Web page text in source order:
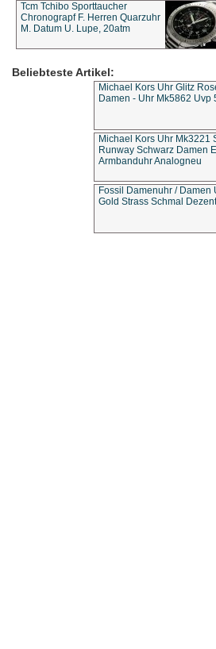
Tcm Tchibo Sporttaucher
Chronograpf F. Herren Quarzuhr
M. Datum U. Lupe, 20atm
Beliebteste Artikel:
Michael Kors Uhr Glitz
Damen - Uhr Mk5862 Uvp
Michael Kors Uhr Mk3221
Runway Schwarz Damen
Armbanduhr Analogneu
Fossil Damenuhr / Damen
Gold Strass Schmal